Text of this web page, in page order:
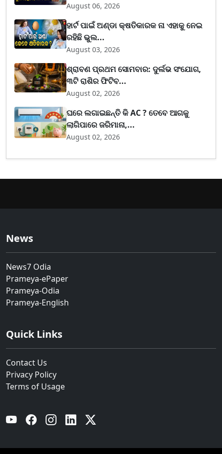
August 06, 2026
ହାର୍ଟ ପାଇଁ ଅଣ୍ଡା କ୍ଷତିକାରକ ନା ଏହାକୁ ନେଇ
ରହିଛି ଭୁଲ...
August 03, 2026
ଶ୍ରାବଣ ପ୍ରଥମ ସୋମବାର: ଦୁର୍ଲଭ ସଂଯୋଗ,
୩ଟି ରାଶିର ଫିଟିବ...
August 02, 2026
ଘରେ ଲଗାଇଛନ୍ତି କି AC ? ତେବେ ଆଗକୁ
ଲାଗିପାରେ ଜରିମାନା,...
August 02, 2026
News
News7 Odia
Prameya-ePaper
Prameya-Odia
Prameya-English
Quick Links
Contact Us
Privacy Policy
Terms of Usage
YouTube Facebook Instagram Linkedin